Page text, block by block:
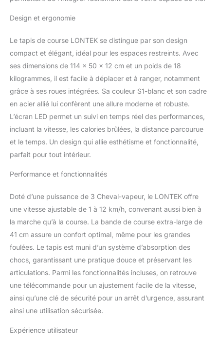
Design et ergonomie
Le tapis de course LONTEK se distingue par son design
compact et élégant, idéal pour les espaces restreints. Avec
ses dimensions de 114 x 50 x 12 cm et un poids de 18
kilogrammes, il est facile à déplacer et à ranger, notamment
grâce à ses roues intégrées. Sa couleur S1-blanc et son cadre
en acier allié lui confèrent une allure moderne et robuste.
L’écran LED permet un suivi en temps réel des performances,
incluant la vitesse, les calories brûlées, la distance parcourue
et le temps. Un design qui allie esthétisme et fonctionnalité,
parfait pour tout intérieur.
Performance et fonctionnalités
Doté d’une puissance de 3 Cheval-vapeur, le LONTEK offre
une vitesse ajustable de 1 à 12 km/h, convenant aussi bien à
la marche qu’à la course. La bande de course extra-large de
41 cm assure un confort optimal, même pour les grandes
foulées. Le tapis est muni d’un système d’absorption des
chocs, garantissant une pratique douce et préservant les
articulations. Parmi les fonctionnalités incluses, on retrouve
une télécommande pour un ajustement facile de la vitesse,
ainsi qu’une clé de sécurité pour un arrêt d’urgence, assurant
ainsi une utilisation sécurisée.
Expérience utilisateur